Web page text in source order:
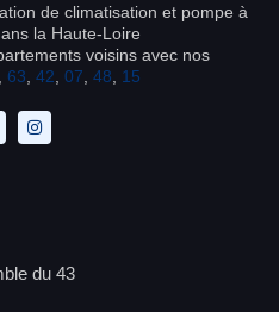
de climatisation et pompe à
la Haute-Loire
voisins avec nos
63 42 07 48 15
du 43